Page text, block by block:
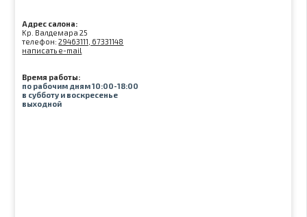
Адрес салона:
Kр. Валдемара 25
телефон:29463111, 67331148
написать e-mail
Время работы:
по рабочим дням 10:00-18:00
в субботу и воскресенье
выходной